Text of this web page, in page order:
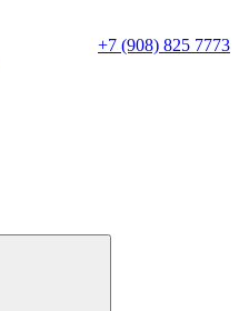
+7 (908) 825 7773